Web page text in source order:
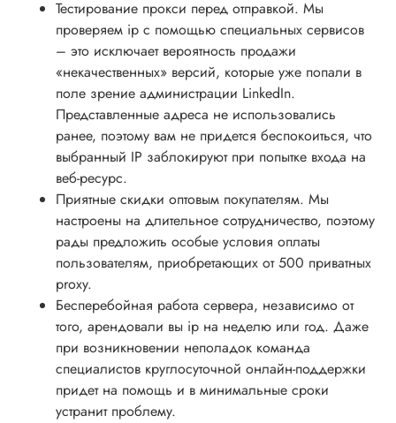
Тестирование прокси перед отправкой. Мы
проверяем ip с помощью специальных сервисов
– это исключает вероятность продажи
«некачественных» версий, которые уже попали в
поле зрение администрации LinkedIn.
Представленные адреса не использовались
ранее, поэтому вам не придется беспокоиться, что
выбранный IP заблокируют при попытке входа на
веб-ресурс.
Приятные скидки оптовым покупателям. Мы
настроены на длительное сотрудничество, поэтому
рады предложить особые условия оплаты
пользователям, приобретающих от 500 приватных
proxy.
Бесперебойная работа сервера, независимо от
того, арендовали вы ip на неделю или год. Даже
при возникновении неполадок команда
специалистов круглосуточной онлайн-поддержки
придет на помощь и в минимальные сроки
устранит проблему.